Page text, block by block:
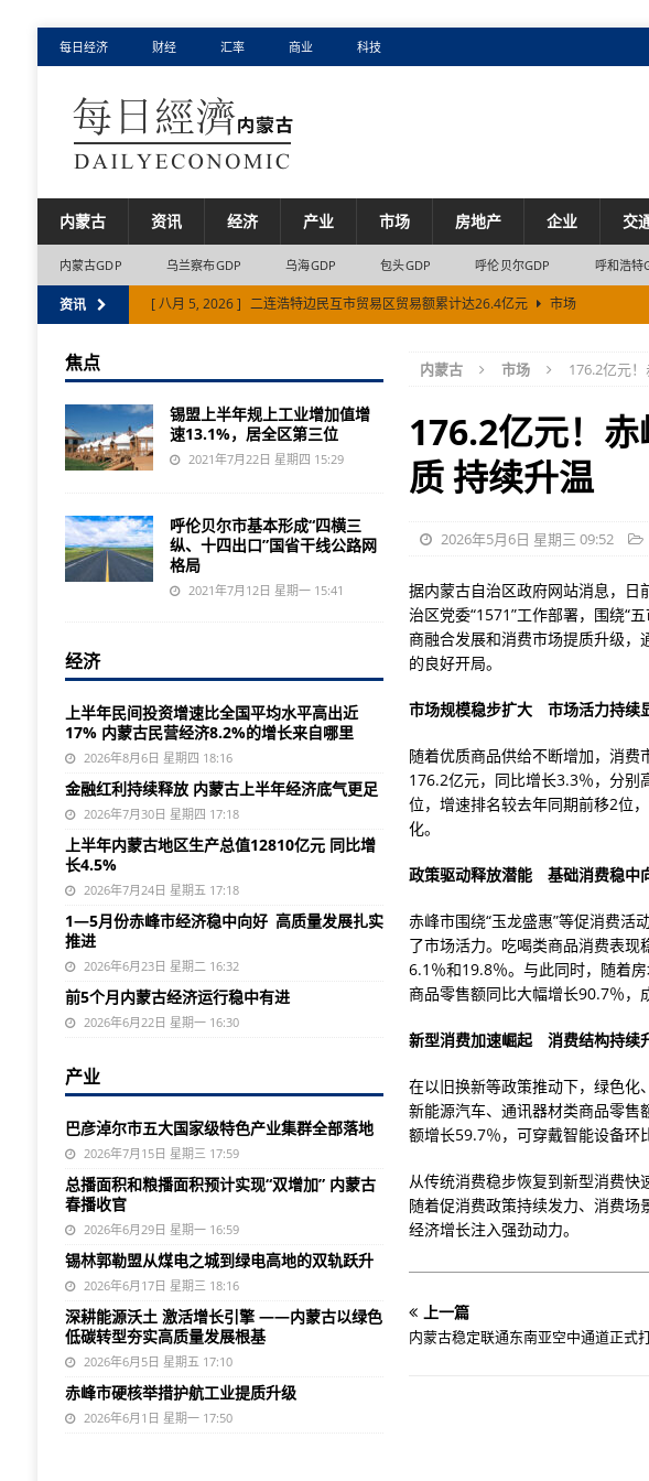
每日经济 财经 汇率 商业 科技
内蒙古 资讯 经济 产业 市场 房地产 企业 交
内蒙古GDP 乌兰察布GDP 乌海GDP 包头GDP 呼伦贝尔GDP 呼和浩特
资讯 [ 八月 5, 2026 ] 二连浩特边民互市贸易区贸易额累计达26.4亿元
市场
[ 八月 4, 2026 ] 前7个月内蒙古自治区外商投资企业境内再投资资金流入31.58亿元
[ 八月 6, 2026 ] 上半年满洲里铁路口岸进出口量值齐增
市场
[ 八月 6, 2026 ] 上半年民间投资增速比全国平均水平高出近17% 内蒙古民营经济
内蒙古 市场 176.2亿元
176.2亿元！
质 持续升温
2026年5月6日 星期三 09:52
据内蒙古自治区政府网站消息，日
治区党委“1571”工作部署，围绕“
商融合发展和消费市场提质升级，
的良好开局。
市场规模稳步扩大 市场活力持续
随着优质商品供给不断增加，消
176.2亿元，同比增长3.3％，分
位，增速排名较去年同期前移2位
化。
政策驱动释放潜能 基础消费稳中
赤峰市围绕“玉龙盛惠”等促消费活
了市场活力。吃喝类商品消费表
6.1％和19.8％。与此同时，随着
商品零售额同比大幅增长90.7％，
新型消费加速崛起 消费结构持续
在以旧换新等政策推动下，绿色化
新能源汽车、通讯器材类商品零
额增长59.7％，可穿戴智能设备环
从传统消费稳步恢复到新型消费快
随着促消费政策持续发力、消费
经济增长注入强劲动力。
上一篇
内蒙古稳定联通东南亚空中通道正式
焦点
锡盟上半年规上工业增加值增
速13.1%，居全区第三位
2021年7月22日 星期四 15:29
呼伦贝尔市基本形成“四横三
纵、十四出口”国省干线公路网
格局
2021年7月12日 星期一 15:41
经济
上半年民间投资增速比全国平均水平高出近
17% 内蒙古民营经济8.2%的增长来自哪里
2026年8月6日 星期四 18:16
金融红利持续释放 内蒙古上半年经济底气更足
2026年7月30日 星期四 17:18
上半年内蒙古地区生产总值12810亿元 同比增
长4.5%
2026年7月24日 星期五 17:18
1—5月份赤峰市经济稳中向好 高质量发展扎实
推进
2026年6月23日 星期二 16:32
前5个月内蒙古经济运行稳中有进
2026年6月22日 星期一 16:30
产业
巴彦淖尔市五大国家级特色产业集群全部落地
2026年7月15日 星期三 17:59
总播面积和粮播面积预计实现“双增加” 内蒙古
春播收官
2026年6月29日 星期一 16:59
锡林郭勒盟从煤电之城到绿电高地的双轨跃升
2026年6月17日 星期三 18:16
深耕能源沃土 激活增长引擎 ——内蒙古以绿色
低碳转型夯实高质量发展根基
2026年6月5日 星期五 17:10
赤峰市硬核举措护航工业提质升级
2026年6月1日 星期一 17:50